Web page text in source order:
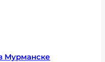
Мурманске